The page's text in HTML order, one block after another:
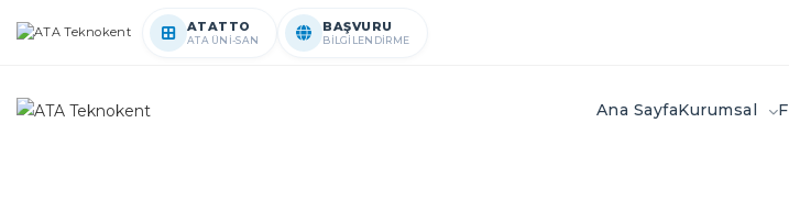
ATATTO
ATA ÜNİ-SAN
BAŞVURU
BİLGİLENDİRME
Ana SayfaKurumsal